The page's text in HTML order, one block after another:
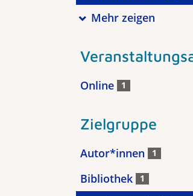
Mehr zeigen
Online 1
Zielgruppe
Autor*innen 1
Bibliothek 1